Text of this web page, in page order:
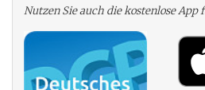
Nutzen Sie auch die kosten­lose App